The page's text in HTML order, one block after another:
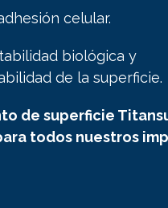
celular.
biológica y
de la superficie.
de superficie
todos nuestros